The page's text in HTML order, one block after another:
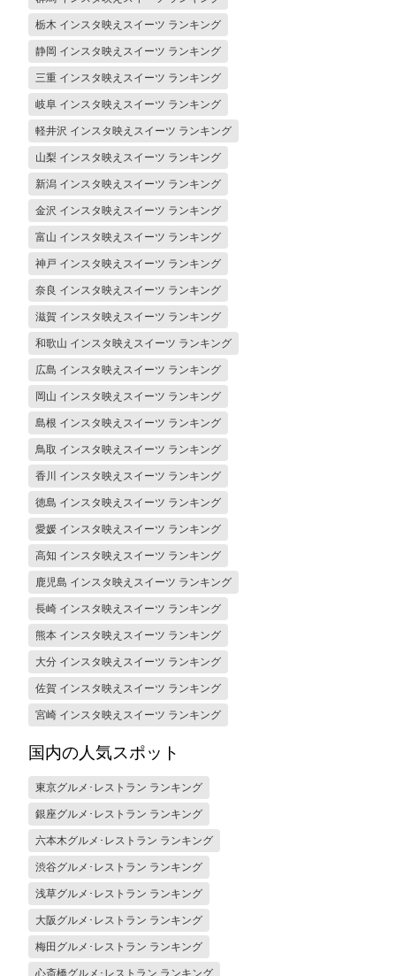
栃木 インスタ映えスイーツ ランキング
静岡 インスタ映えスイーツ ランキング
三重 インスタ映えスイーツ ランキング
岐阜 インスタ映えスイーツ ランキング
軽井沢 インスタ映えスイーツ ランキング
山梨 インスタ映えスイーツ ランキング
新潟 インスタ映えスイーツ ランキング
金沢 インスタ映えスイーツ ランキング
富山 インスタ映えスイーツ ランキング
神戸 インスタ映えスイーツ ランキング
奈良 インスタ映えスイーツ ランキング
滋賀 インスタ映えスイーツ ランキング
和歌山 インスタ映えスイーツ ランキング
広島 インスタ映えスイーツ ランキング
岡山 インスタ映えスイーツ ランキング
島根 インスタ映えスイーツ ランキング
鳥取 インスタ映えスイーツ ランキング
香川 インスタ映えスイーツ ランキング
徳島 インスタ映えスイーツ ランキング
愛媛 インスタ映えスイーツ ランキング
高知 インスタ映えスイーツ ランキング
鹿児島 インスタ映えスイーツ ランキング
長崎 インスタ映えスイーツ ランキング
熊本 インスタ映えスイーツ ランキング
大分 インスタ映えスイーツ ランキング
佐賀 インスタ映えスイーツ ランキング
宮崎 インスタ映えスイーツ ランキング
国内の人気スポット
東京グルメ･レストラン ランキング
銀座グルメ･レストラン ランキング
六本木グルメ･レストラン ランキング
渋谷グルメ･レストラン ランキング
浅草グルメ･レストラン ランキング
大阪グルメ･レストラン ランキング
梅田グルメ･レストラン ランキング
心斎橋グルメ･レストラン ランキング